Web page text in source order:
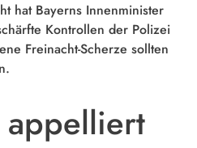
hat Bayerns Innenminister
Kontrollen der Polizei
Freinacht-Scherze sollten
appelliert